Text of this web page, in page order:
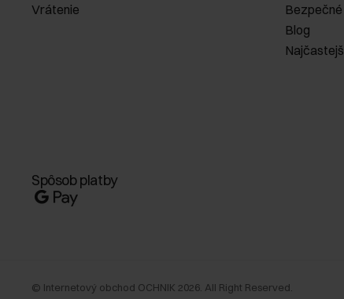
Vrátenie
Blog
Spôsob platby
© Internetový obchod OCHNIK 2026 . All Right Reserved.